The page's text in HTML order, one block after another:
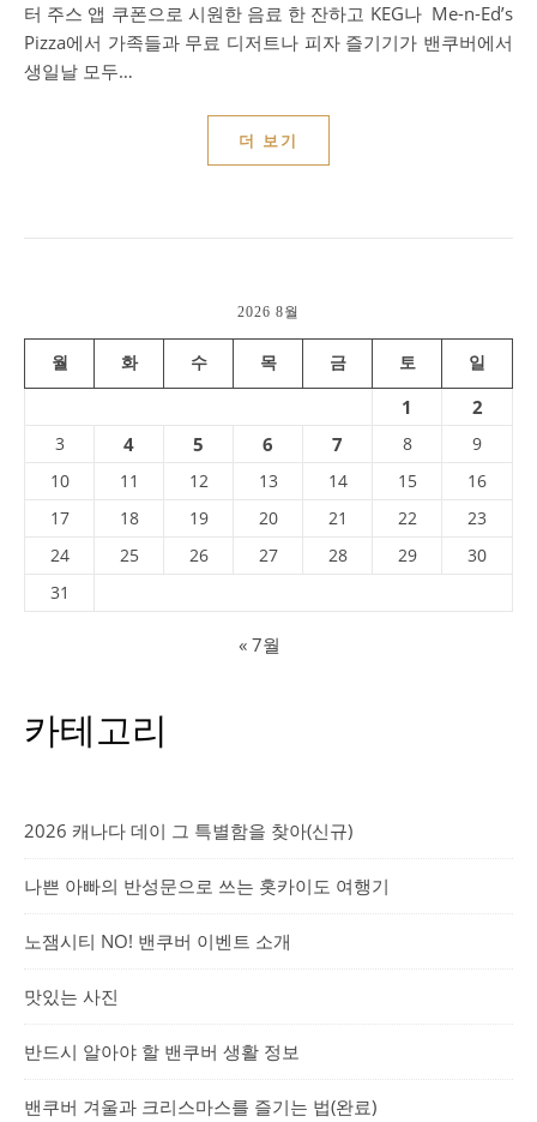
터 주스 앱 쿠폰으로 시원한 음료 한 잔하고 KEG나 Me-n-Ed’s
Pizza에서 가족들과 무료 디저트나 피자 즐기기가 밴쿠버에서
생일날 모두…
더 보기
2026 8월
월 화 수 목 금 토 일
1 2
3 4 5 6 7 8
9
10
11 12 13 14 15
16
17
18 19 20 21 22
23
24
25 26 27 28 29
30
31
« 7월
카테고리
2026 캐나다 데이 그 특별함을 찾아(신규)
나쁜 아빠의 반성문으로 쓰는 홋카이도 여행기
노잼시티 NO! 밴쿠버 이벤트 소개
맛있는 사진
반드시 알아야 할 밴쿠버 생활 정보
밴쿠버 겨울과 크리스마스를 즐기는 법(완료)